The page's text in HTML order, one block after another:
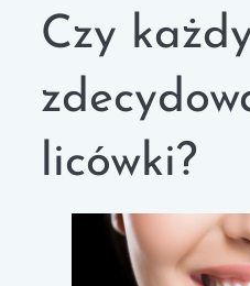
Czy
licówki?